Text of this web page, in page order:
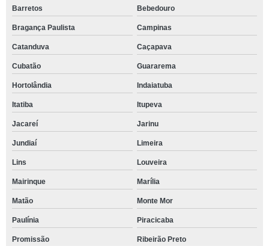
Barretos Bebedouro
Bragança Paulista Campinas
Catanduva Caçapava
Cubatão Guararema
Hortolândia Indaiatuba
Itatiba Itupeva
Jacareí Jarinu
Jundiaí Limeira
Lins Louveira
Mairinque Marília
Matão Monte Mor
Paulínia Piracicaba
Promissão Ribeirão Preto